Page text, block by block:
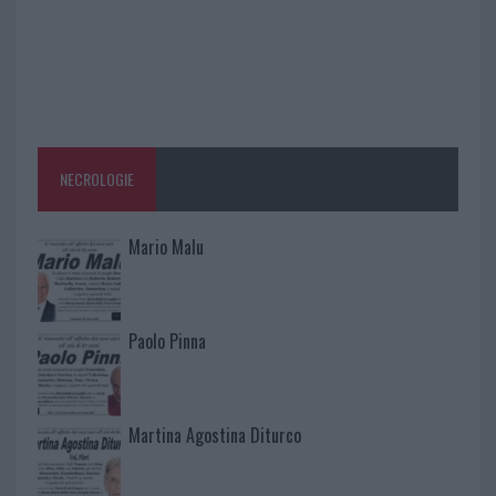
NECROLOGIE
Mario Malu
Paolo Pinna
Martina Agostina Diturco